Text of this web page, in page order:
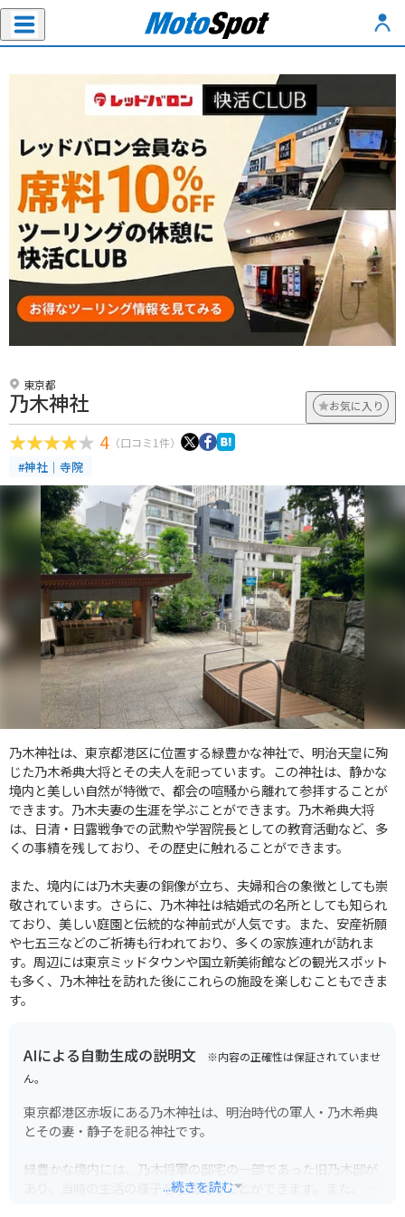
東京都
乃木神社 お気に入り
4 （口コミ1件）
#神社｜寺院
乃木神社は、東京都港区に位置する緑豊かな神社で、明治天皇に殉
じた乃木希典大将とその夫人を祀っています。この神社は、静かな
境内と美しい自然が特徴で、都会の喧騒から離れて参拝することが
できます。乃木夫妻の生涯を学ぶことができます。乃木希典大将
は、日清・日露戦争での武勲や学習院長としての教育活動など、多
くの事績を残しており、その歴史に触れることができます。
また、境内には乃木夫妻の銅像が立ち、夫婦和合の象徴としても崇
敬されています。さらに、乃木神社は結婚式の名所としても知られ
ており、美しい庭園と伝統的な神前式が人気です。また、安産祈願
や七五三などのご祈祷も行われており、多くの家族連れが訪れま
す。周辺には東京ミッドタウンや国立新美術館などの観光スポット
も多く、乃木神社を訪れた後にこれらの施設を楽しむこともできま
す。
AIによる自動生成の説明文 ※内容の正確性は保証されていませ
ん。
東京都港区赤坂にある乃木神社は、明治時代の軍人・乃木希典
とその妻・静子を祀る神社です。
緑豊かな境内には、乃木将軍の邸宅の一部であった旧乃木邸が
あり、当時の生活の様子を垣間見ることができます。また、夫
...続きを読む